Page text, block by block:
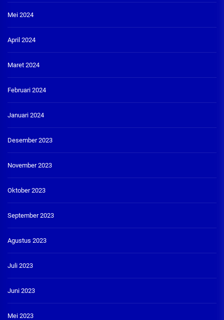
Mei 2024
April 2024
Maret 2024
Februari 2024
Januari 2024
Desember 2023
November 2023
Oktober 2023
September 2023
Agustus 2023
Juli 2023
Juni 2023
Mei 2023